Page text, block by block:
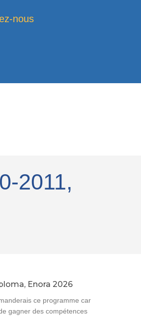
nous
2011,
Enora 2026
ce programme car
gagner des compétences